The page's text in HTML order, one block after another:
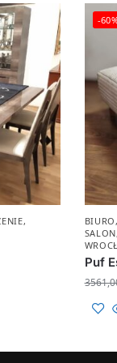
,
-
BIURO
SALON
Puf